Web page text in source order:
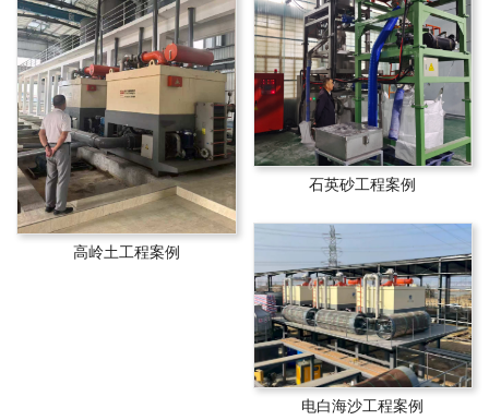
高岭土工程案例
石英砂工程案例
电白海沙工程案例